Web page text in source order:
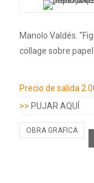
Manolo Valdés.
collage sobre
Precio de salida
>> PUJAR AQUÍ
OBRA GRAFICA